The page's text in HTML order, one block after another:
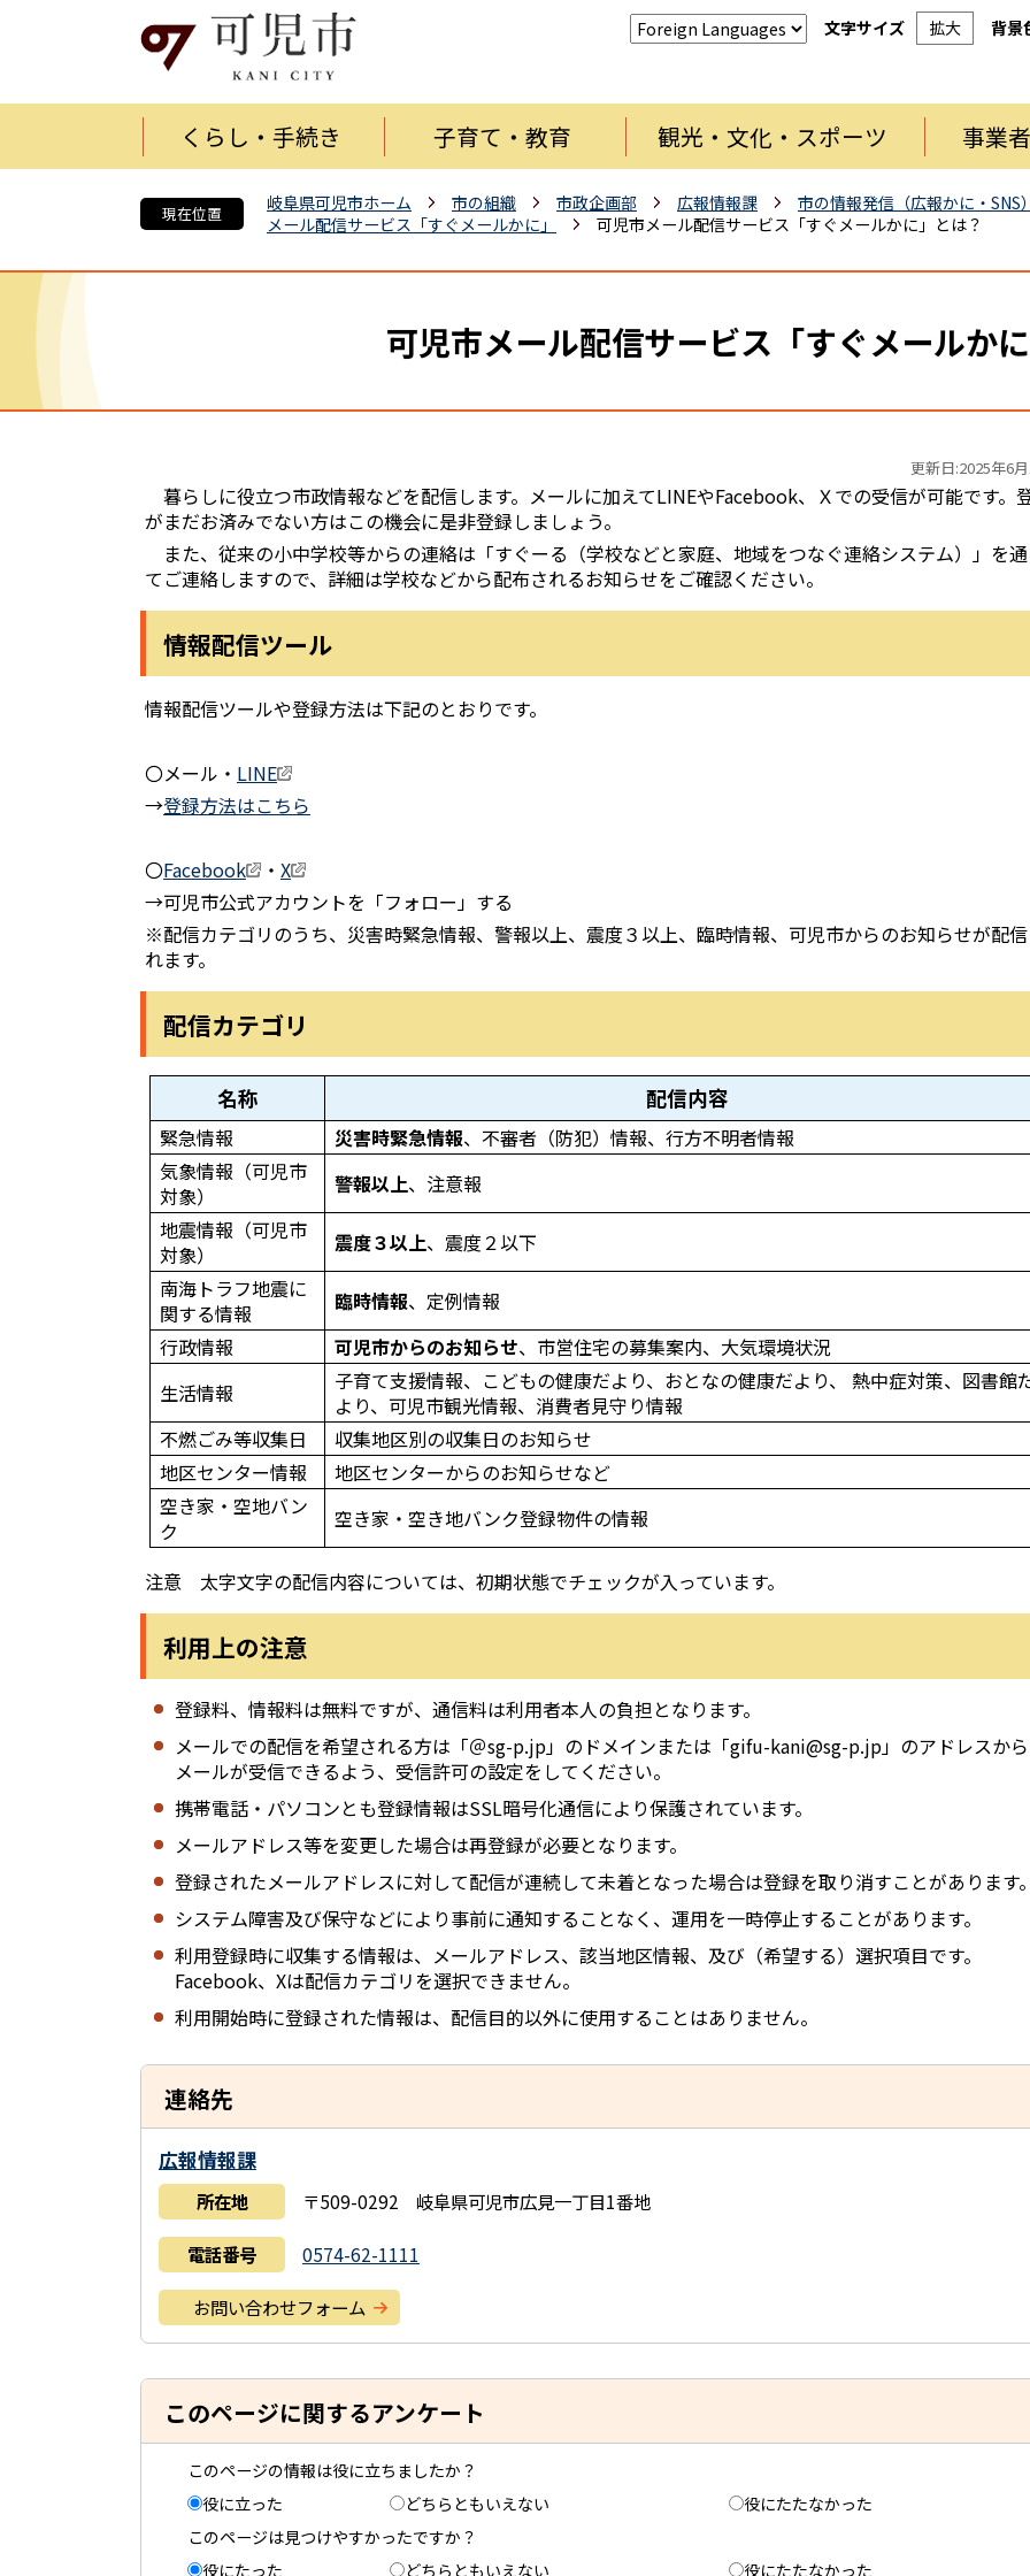
文字サイズ 拡大 背景
くらし・手続き 子育て・教育 観光・文化・スポーツ 事業
現在位置 岐阜県可児市ホーム 市の組織 市政企画部 広報情報課
市の情報発信（広報かに・SNS
メール配信サービス「すぐメールかに」
可児市メール配信サービス「すぐメールかに」とは？
可児市メール配信サービス「すぐメールか
更新日:2025年6
暮らしに役立つ市政情報などを配信します。メールに加えてLINEやFacebook、Ｘでの受信が可能です。
がまだお済みでない方はこの機会に是非登録しましょう。
また、従来の小中学校等からの連絡は「すぐーる（学校などと家庭、地域をつなぐ連絡システム）」を
てご連絡しますので、詳細は学校などから配布されるお知らせをご確認ください。
情報配信ツール
情報配信ツールや登録方法は下記のとおりです。
〇メール・ LINE
→登録方法はこちら
〇Facebook ・ X
→可児市公式アカウントを「フォロー」する
※配信カテゴリのうち、災害時緊急情報、警報以上、震度３以上、臨時情報、可児市からのお知らせが配
れます。
配信カテゴリ
名称 配信内容
緊急情報 災害時緊急情報、不審者（防犯）情報、行方不明者情報
気象情報（可児市
対象）
警報以上、注意報
地震情報（可児市
対象）
震度３以上、震度２以下
南海トラフ地震に
関する情報
臨時情報、定例情報
行政情報
可児市からのお知らせ、市営住宅の募集案内、大気環境状況
生活情報
子育て支援情報、こどもの健康だより、おとなの健康だより、 熱中症対策、図書館
より、可児市観光情報、消費者見守り情報
不燃ごみ等収集日
収集地区別の収集日のお知らせ
地区センター情報
地区センターからのお知らせなど
空き家・空地バン
ク
空き家・空き地バンク登録物件の情報
注意 太字文字の配信内容については、初期状態でチェックが入っています。
利用上の注意
登録料、情報料は無料ですが、通信料は利用者本人の負担となります。
メールでの配信を希望される方は「＠sg-p.jp」のドメインまたは「gifu-kani@sg-p.jp」のアドレスか
メールが受信できるよう、受信許可の設定をしてください。
携帯電話・パソコンとも登録情報はSSL暗号化通信により保護されています。
メールアドレス等を変更した場合は再登録が必要となります。
登録されたメールアドレスに対して配信が連続して未着となった場合は登録を取り消すことがあります
システム障害及び保守などにより事前に通知することなく、運用を一時停止することがあります。
利用登録時に収集する情報は、メールアドレス、該当地区情報、及び（希望する）選択項目です。
Facebook、Xは配信カテゴリを選択できません。
利用開始時に登録された情報は、配信目的以外に使用することはありません。
連絡先
広報情報課
所在地 〒509-0292 岐阜県可児市広見一丁目1番地
電話番号 0574-62-1111
お問い合わせフォーム
このページに関するアンケート
このページの情報は役に立ちましたか？
役に立った
どちらともいえない
役にたたなかった
このページは見つけやすかったですか？
役にたった
どちらともいえない 役にたたなかった